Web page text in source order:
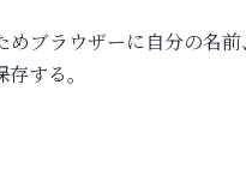
めブラウザーに自分の名前
する。